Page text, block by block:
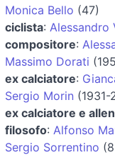
Monica Bello (47)
ciclista: Alessandro
compositore:
Massimo Dorati
ex calciatore:
Sergio Morin (1931-
ex calciatore e
filosofo: Alfonso
Sergio Sorrentino